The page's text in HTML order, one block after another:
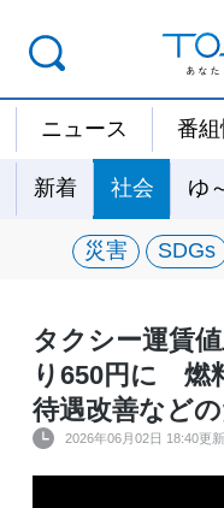
ニュース 番
新着 社会 ゆ
災害 SDGs
タクシー運賃
り650円に 燃
待遇改善など
2026年06月02日 18:40更新